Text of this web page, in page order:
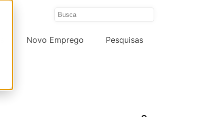
Novo Emprego Pesquisas